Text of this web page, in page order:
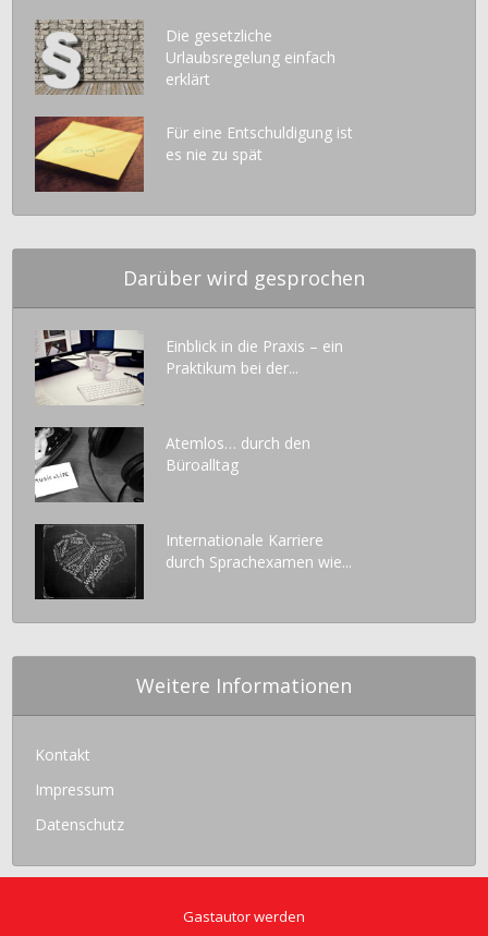
Die gesetzliche
Urlaubsregelung einfach
erklärt
Für eine Entschuldigung ist
es nie zu spät
Darüber wird gesprochen
Einblick in die Praxis – ein
Praktikum bei der...
Atemlos… durch den
Büroalltag
Internationale Karriere
durch Sprachexamen wie...
Weitere Informationen
Kontakt
Impressum
Datenschutz
Gastautor werden